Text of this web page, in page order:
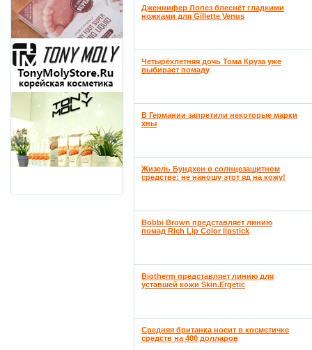
Дженнифер Лопез блеснёт гладкими
ножками для Gillette Venus
Четырёхлетняя дочь Тома Круза уже
выбирает помаду
В Германии запретили некоторые марки
хны
Жизель Бундхен о солнцезащитном
средстве: не наношу этот яд на кожу!
Bobbi Brown представляет линию
помад Rich Lip Color lipstick
Biotherm представляет линию для
уставшей кожи Skin.Ergetic
Средняя британка носит в косметичке
средств на 400 долларов